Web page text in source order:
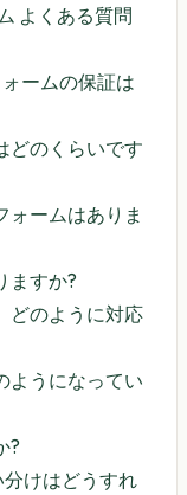
よくある質問
ームの保証は
どのくらいです
ォームはありま
ますか?
どのように対応
ようになってい
?
けはどうすれ